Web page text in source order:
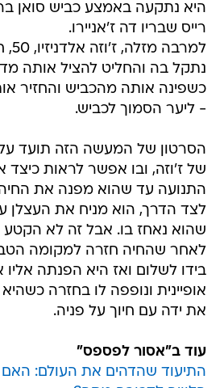
היא נתקעה באמצע כביש סואן
רייס שבריו דה ז'אניירו.
נתקל בה והחליט להציל אותה
כשפינה אותה מהכביש והחזיר
- ליער הסמוך לכביש.
הסרטון של המעשה הזה תועד על
של ז'וזה, ובו אפשר לראות כיצד
התנועה עד שהוא מפנה את
לצד הדרך, הוא מניח את העצלן
שהוא נאחז בו. אבל זה לא הקטע
לאחר שהחיה חזרה למקומה
בידו לשלום ואז היא הפנתה
אופיינית ונופפה לו בחזרה
את ידה עם חיוך על פניה.
עוד ב"אסור לפספס"
התיעוד שהדהים את העולם: